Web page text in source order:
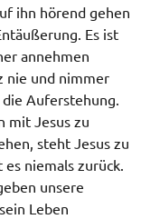
ihn hörend gehen
Es ist
annehmen
nie und nimmer
Auferstehung.
mit Jesus zu
steht Jesus zu
niemals zurück.
unsere
Leben